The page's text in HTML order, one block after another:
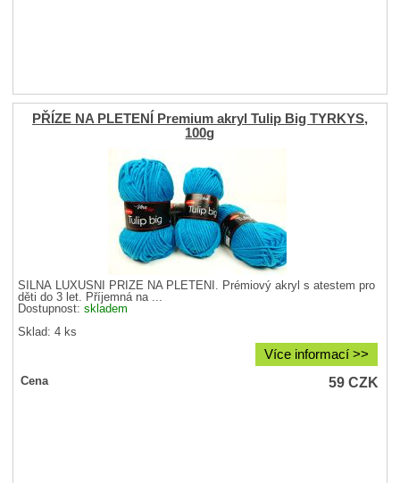
PŘÍZE NA PLETENÍ Premium akryl Tulip Big TYRKYS,
100g
SILNÁ LUXUSNÍ PŘÍZE NA PLETENÍ. Prémiový akryl s atestem pro
děti do 3 let. Příjemná na ...
Dostupnost:skladem
Sklad: 4 ks
Více informací >>
Cena 59CZK